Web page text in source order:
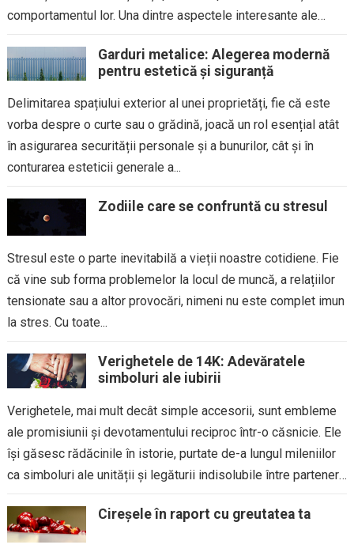
comportamentul lor. Una dintre aspectele interesante ale
Garduri metalice: Alegerea modernă
pentru estetică și siguranță
Delimitarea spațiului exterior al unei proprietăți, fie că este
vorba despre o curte sau o grădină, joacă un rol esențial atât
în asigurarea securității personale și a bunurilor, cât și în
conturarea esteticii generale a...
Zodiile care se confruntă cu stresul
Stresul este o parte inevitabilă a vieții noastre cotidiene. Fie
că vine sub forma problemelor la locul de muncă, a relațiilor
tensionate sau a altor provocări, nimeni nu este complet imun
la stres. Cu toate...
Verighetele de 14K: Adevăratele
simboluri ale iubirii
Verighetele, mai mult decât simple accesorii, sunt embleme
ale promisiunii și devotamentului reciproc într-o căsnicie. Ele
își găsesc rădăcinile în istorie, purtate de-a lungul mileniilor
ca simboluri ale unității și legăturii indisolubile între parteneri.
Cireșele în raport cu greutatea ta